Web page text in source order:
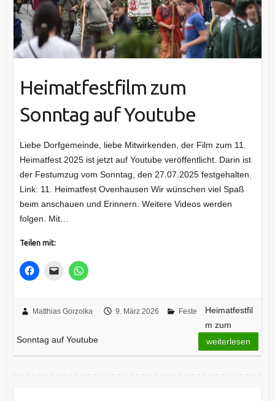
Heimatfestfilm zum
Sonntag auf Youtube
Liebe Dorfgemeinde, liebe Mitwirkenden, der Film zum 11.
Heimatfest 2025 ist jetzt auf Youtube veröffentlicht. Darin ist
der Festumzug vom Sonntag, den 27.07.2025 festgehalten.
Link: 11. Heimatfest Ovenhausen Wir wünschen viel Spaß
beim anschauen und Erinnern. Weitere Videos werden
folgen. Mit…
Teilen mit:
Matthias Gorzolka 9. März 2026 Feste
Heimatfestfil
m zum
Sonntag auf Youtube
weiterlesen